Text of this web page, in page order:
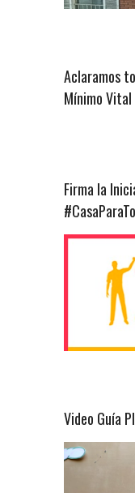
Aclaramos
Mínimo Vital
Firma la
Video Guía